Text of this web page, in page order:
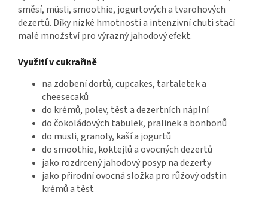
směsí, müsli, smoothie, jogurtových a tvarohových
dezertů. Díky nízké hmotnosti a intenzivní chuti stačí
malé množství pro výrazný jahodový efekt.
Využití v cukrařině
na zdobení dortů, cupcakes, tartaletek a
cheesecaků
do krémů, polev, těst a dezertních náplní
do čokoládových tabulek, pralinek a bonbonů
do müsli, granoly, kaší a jogurtů
do smoothie, koktejlů a ovocných dezertů
jako rozdrcený jahodový posyp na dezerty
jako přírodní ovocná složka pro růžový odstín
krémů a těst